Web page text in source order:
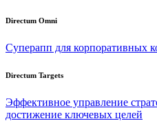
Directum Omni
Суперапп для корпоративных
Directum Targets
Эффективное управление
достижение ключевых целей